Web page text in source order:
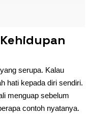
serupa. Kalau
hati kepada diri sendiri.
menguap sebelum
contoh nyatanya.